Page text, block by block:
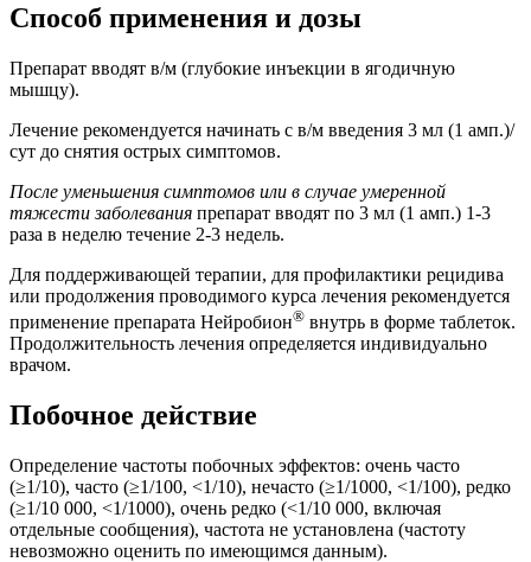
Способ применения и дозы
Препарат вводят в/м (глубокие инъекции в ягодичную
мышцу).
Лечение рекомендуется начинать с в/м введения 3 мл (1 амп.)/
сут до снятия острых симптомов.
После уменьшения симптомов или в случае умеренной
тяжести заболевания препарат вводят по 3 мл (1 амп.) 1-3
раза в неделю течение 2-3 недель.
Для поддерживающей терапии, для профилактики рецидива
или продолжения проводимого курса лечения рекомендуется
применение препарата Нейробион® внутрь в форме таблеток.
Продолжительность лечения определяется индивидуально
врачом.
Побочное действие
Определение частоты побочных эффектов: очень часто
(≥1/10), часто (≥1/100, <1/10), нечасто (≥1/1000, <1/100), редко
(≥1/10 000, <1/1000), очень редко (<1/10 000, включая
отдельные сообщения), частота не установлена (частоту
невозможно оценить по имеющимся данным).